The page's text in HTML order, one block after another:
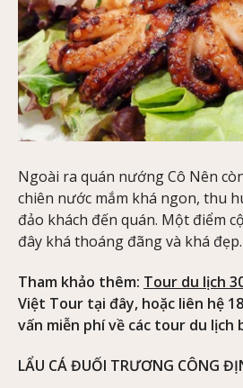
Ngoài ra quán nướng Cô Nên
chiên nước mắm khá ngon, thu
đảo khách đến quán. Một điểm
đây khá thoáng đãng và khá đẹp.
Tham khảo thêm: Tour du lịch
Việt Tour tại đây, hoặc liên hệ
vấn miễn phí về các tour du lịch
LẨU CÁ ĐUỐI TRƯƠNG CÔNG